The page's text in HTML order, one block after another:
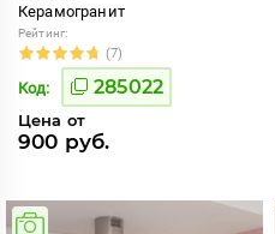
Керамогранит
Рейтинг:
(7)
Код: 285022
Цена от
900 руб.